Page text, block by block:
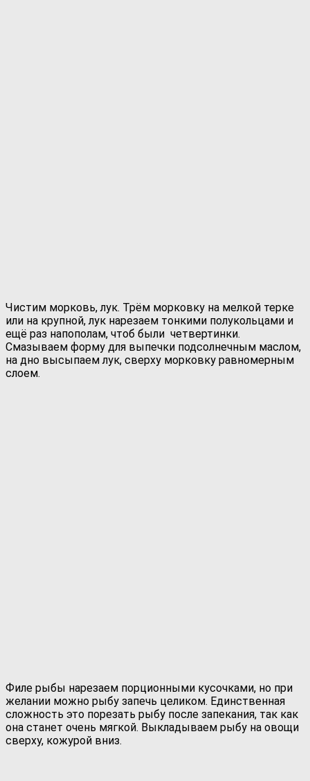
Чистим морковь, лук. Трём морковку на мелкой терке
или на крупной, лук нарезаем тонкими полукольцами и
ещё раз напополам, чтоб были четвертинки.
Смазываем форму для выпечки подсолнечным маслом,
на дно высыпаем лук, сверху морковку равномерным
слоем.
Филе рыбы нарезаем порционными кусочками, но при
желании можно рыбу запечь целиком. Единственная
сложность это порезать рыбу после запекания, так как
она станет очень мягкой. Выкладываем рыбу на овощи
сверху, кожурой вниз.